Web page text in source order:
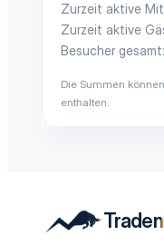
Zurzeit aktive
Zurzeit aktive
Besucher gesamt
Die Summen
enthalten.